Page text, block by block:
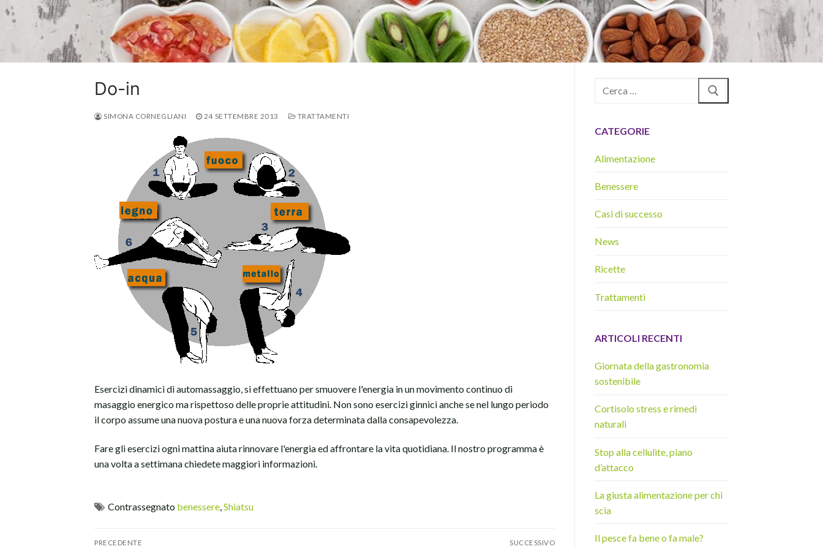
Do-in
SIMONA CORNEGLIANI 24 SETTEMBRE 2013 TRATTAMENTI
Esercizi dinamici di automassaggio, si effettuano per smuovere l'energia in un movimento continuo di
masaggio energico ma rispettoso delle proprie attitudini. Non sono esercizi ginnici anche se nel lungo periodo
il corpo assume una nuova postura e una nuova forza determinata dalla consapevolezza.
Fare gli esercizi ogni mattina aiuta rinnovare l'energia ed affrontare la vita quotidiana. Il nostro programma è
una volta a settimana chiedete maggiori informazioni.
Contrassegnato benessere,Shiatsu
Navigazione
PRECEDENTE SUCCESSIVO
Cerca:
CATEGORIE
Alimentazione
Benessere
Casi di successo
News
Ricette
Trattamenti
ARTICOLI RECENTI
Giornata della gastronomia
sostenibile
Cortisolo stress e rimedi
naturali
Stop alla cellulite, piano
d’attacco
La giusta alimentazione per chi
scia
Il pesce fa bene o fa male?